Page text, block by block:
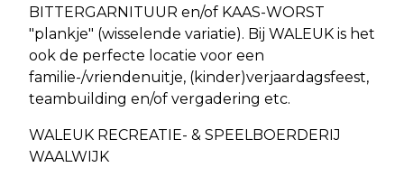
BITTERGARNITUUR en/of KAAS-WORST
"plankje" (wisselende variatie). Bij WALEUK is het
ook de perfecte locatie voor een
familie-/vriendenuitje, (kinder)verjaardagsfeest,
teambuilding en/of vergadering etc.
WALEUK RECREATIE- & SPEELBOERDERIJ
WAALWIJK